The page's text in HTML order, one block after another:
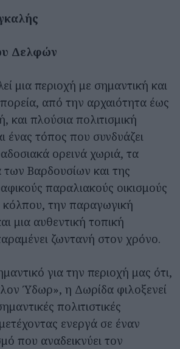
Δελφών
μια περιοχή με σημαντική και
από την αρχαιότητα έως
και πλούσια πολιτισμική
ένας τόπος που συνδυάζει
ορεινά χωριά, τα
των Βαρδουσίων και της
παραλιακούς οικισμούς
κόλπου, την παραγωγική
μια αυθεντική τοπική
ζωντανή στον χρόνο.
για την περιοχή μας ότι,
Ύδωρ», η Δωρίδα φιλοξενεί
πολιτιστικές
ενεργά σε έναν
που αναδεικνύει τον